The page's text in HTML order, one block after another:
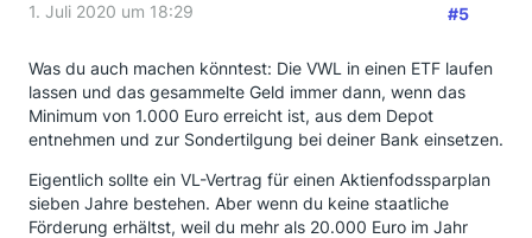
1. Juli 2020 um 18:29 #5
Was du auch machen könntest: Die VWL in einen ETF laufen
lassen und das gesammelte Geld immer dann, wenn das
Minimum von 1.000 Euro erreicht ist, aus dem Depot
entnehmen und zur Sondertilgung bei deiner Bank einsetzen.
Eigentlich sollte ein VL-Vertrag für einen Aktienfodssparplan
sieben Jahre bestehen. Aber wenn du keine staatliche
Förderung erhältst, weil du mehr als 20.000 Euro im Jahr